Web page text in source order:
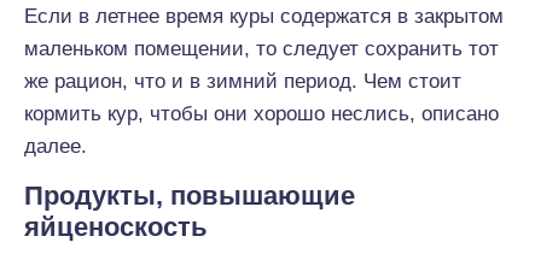
Если в летнее время куры содержатся в закрытом
маленьком помещении, то следует сохранить тот
же рацион, что и в зимний период. Чем стоит
кормить кур, чтобы они хорошо неслись, описано
далее.
Продукты, повышающие
яйценоскость